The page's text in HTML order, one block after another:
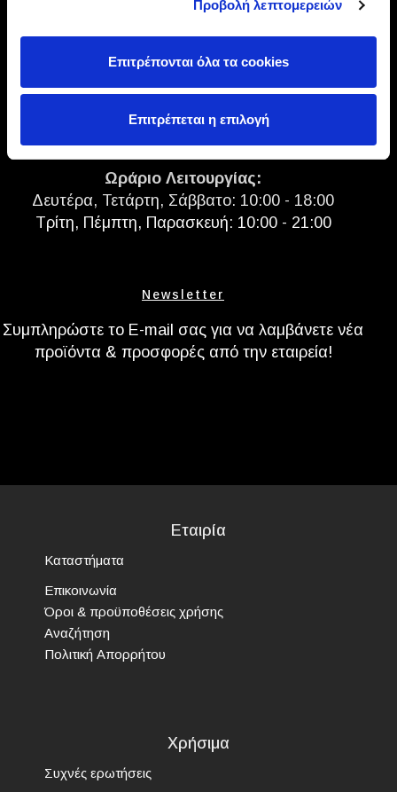
Προβολή λεπτομερειών
Επιτρέπονται όλα τα cookies
Επιτρέπεται η επιλογή
1ος όροφος (Κτήριο Entos)
Τ:210 4827891| E:info@entosoutlet.gr
210 5769190| E:peristeri@entosoutlet.gr
Ωράριο Λειτουργίας:
Δευτέρα, Τετάρτη, Σάββατο: 10:00 - 18:00
Τρίτη, Πέμπτη, Παρασκευή: 10:00 - 21:00
Newsletter
Συμπληρώστε το E-mail σας για να λαμβάνετε νέα
προϊόντα & προσφορές από την εταιρεία!
Εταιρία
Καταστήματα
Επικοινωνία
Όροι & προϋποθέσεις χρήσης
Αναζήτηση
Πολιτική Απορρήτου
Χρήσιμα
Συχνές ερωτήσεις